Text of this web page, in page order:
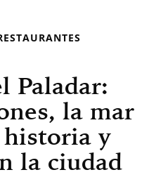
Paladar:
la mar
historia y
la ciudad